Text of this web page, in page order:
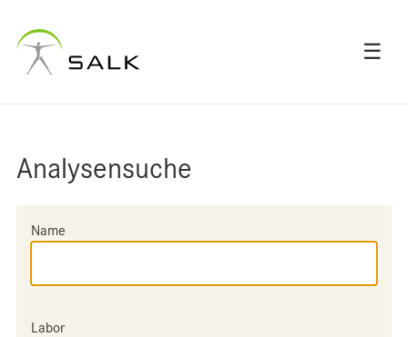
☰
Analysensuche
Name
Labor